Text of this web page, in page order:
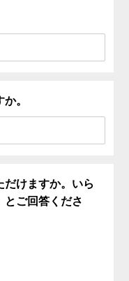
。
だけますか。いら
とご回答くださ